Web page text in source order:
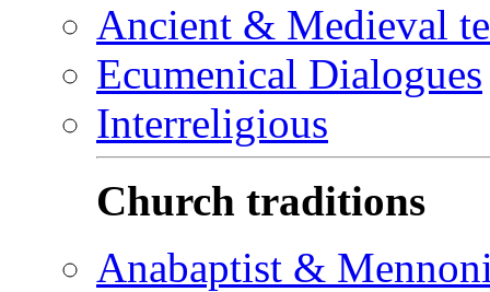
Ancient & Medieval
Ecumenical Dialogues
Interreligious
Church traditions
Anabaptist &